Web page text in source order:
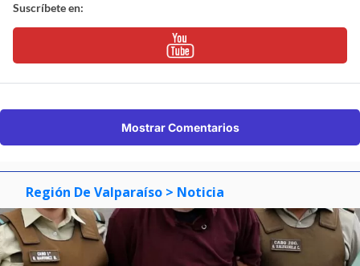
Suscríbete en:
Mostrar Comentarios
Región De Valparaíso > Noticia